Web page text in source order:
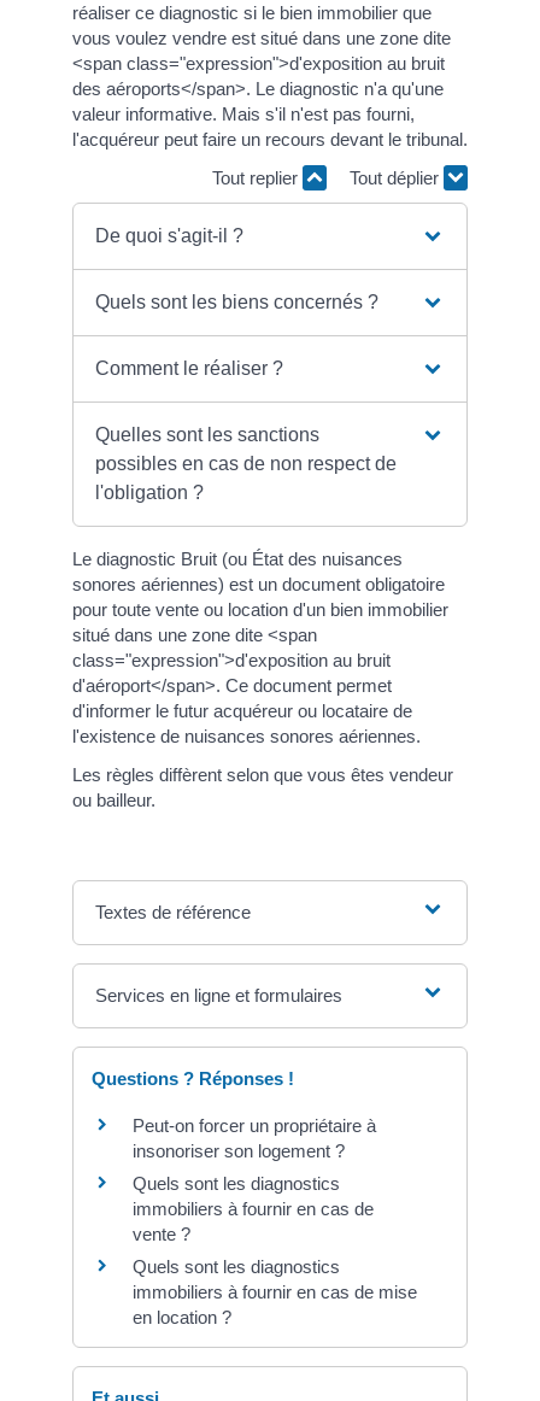
réaliser ce diagnostic si le bien immobilier que
vous voulez vendre est situé dans une zone dite
<span class="expression">d'exposition au bruit
des aéroports</span>. Le diagnostic n'a qu'une
valeur informative. Mais s'il n'est pas fourni,
l'acquéreur peut faire un recours devant le tribunal.
Tout replier
Tout déplier
De quoi s'agit-il ?
Quels sont les biens concernés ?
Comment le réaliser ?
Quelles sont les sanctions
possibles en cas de non respect de
l'obligation ?
Le diagnostic Bruit (ou État des nuisances
sonores aériennes) est un document obligatoire
pour toute vente ou location d'un bien immobilier
situé dans une zone dite <span
class="expression">d'exposition au bruit
d'aéroport</span>. Ce document permet
d'informer le futur acquéreur ou locataire de
l'existence de nuisances sonores aériennes.
Les règles diffèrent selon que vous êtes vendeur
ou bailleur.
Textes de référence
Services en ligne et formulaires
Questions ? Réponses !
Peut-on forcer un propriétaire à
insonoriser son logement ?
Quels sont les diagnostics
immobiliers à fournir en cas de
vente ?
Quels sont les diagnostics
immobiliers à fournir en cas de mise
en location ?